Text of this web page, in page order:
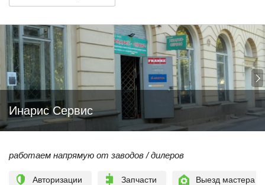
Инарис Сервис
работаем напрямую от заводов / дилеров
Авторизации Запчасти Выезд мастера